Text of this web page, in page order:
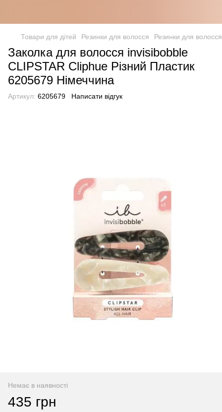
Товари для дітей Резинки для волосся Резинки для
Заколка для волосся invisibobble
CLIPSTAR Cliphue Різний Пластик
6205679 Німеччина
Артикул: 6205679 Написати відгук
Немає в наявності
435 грн